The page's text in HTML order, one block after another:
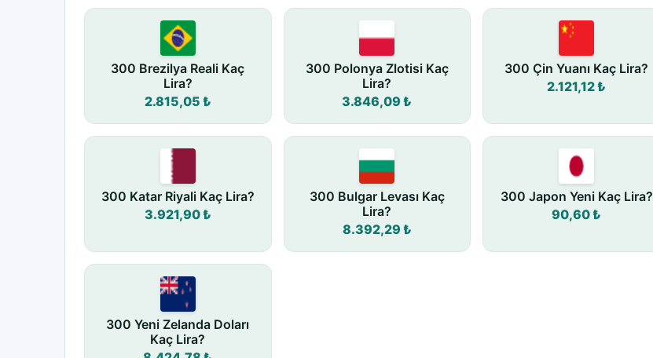
300 Brezilya Reali Kaç
Lira?
2.815,05 ₺
300 Polonya Zlotisi Kaç
Lira?
3.846,09 ₺
300 Çin Yuanı Kaç Lira?
2.121,12 ₺
300 Katar Riyali Kaç Lira?
3.921,90 ₺
300 Bulgar Levası Kaç
Lira?
8.392,29 ₺
300 Japon Yeni Kaç Lira?
90,60 ₺
300 Yeni Zelanda Doları
Kaç Lira?